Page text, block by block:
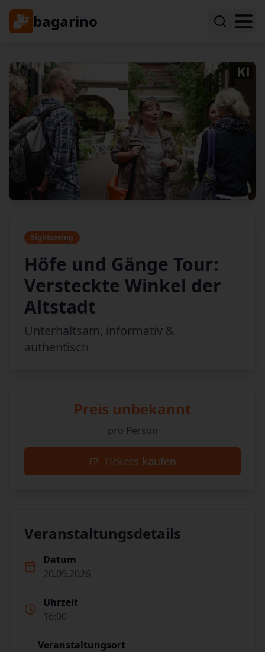
bagarino
Sightseeing
Höfe und Gänge Tour:
Versteckte Winkel der
Altstadt
Unterhaltsam, informativ &
authentisch
Preis unbekannt
pro Person
Tickets kaufen
Veranstaltungsdetails
Datum
20.09.2026
Uhrzeit
16:00
Veranstaltungsort